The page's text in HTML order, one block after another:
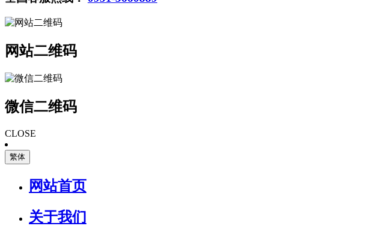
网站二维码
微信二维码
CLOSE
繁体
网站首页
关于我们